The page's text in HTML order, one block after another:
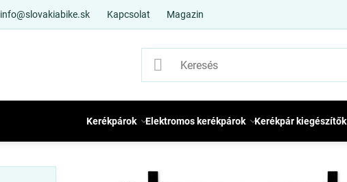
info@slovakiabike.sk Kapcsolat Magazin
Kerékpárok Elektromos kerékpárok Kerékpár kiegészítők